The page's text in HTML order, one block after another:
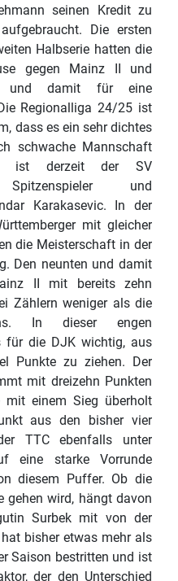
seinen Kredit zu
Die ersten
Halbserie hatten die
gegen Mainz II und
und damit für eine
Regionalliga 24/25 ist
dass es ein sehr dichtes
schwache Mannschaft
ist derzeit der SV
und
Karakasevic. In der
mit gleicher
die Meisterschaft in der
Den neunten und damit
II mit bereits zehn
Zählern weniger als die
In dieser engen
für die DJK wichtig, aus
Punkte zu ziehen. Der
mit dreizehn Punkten
einem Sieg überholt
aus den bisher vier
TTC ebenfalls unter
eine starke Vorrunde
diesem Puffer. Ob die
gehen wird, hängt davon
Surbek mit von der
bisher etwas mehr als
Saison bestritten und ist
der den Unterschied